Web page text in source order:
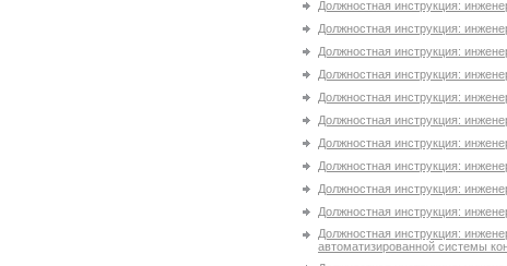
Должностная инструкция:
Должностная инструкция:
Должностная инструкция:
Должностная инструкция:
Должностная инструкция:
Должностная инструкция:
Должностная инструкция:
Должностная инструкция:
Должностная инструкция:
Должностная инструкция:
Должностная инструкция:
автоматизированной системы